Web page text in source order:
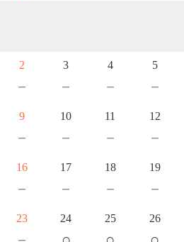
2
－
3
－
4
－
5
－
9
－
10
－
11
－
12
－
16
－
17
－
18
－
19
－
23 24 25 26